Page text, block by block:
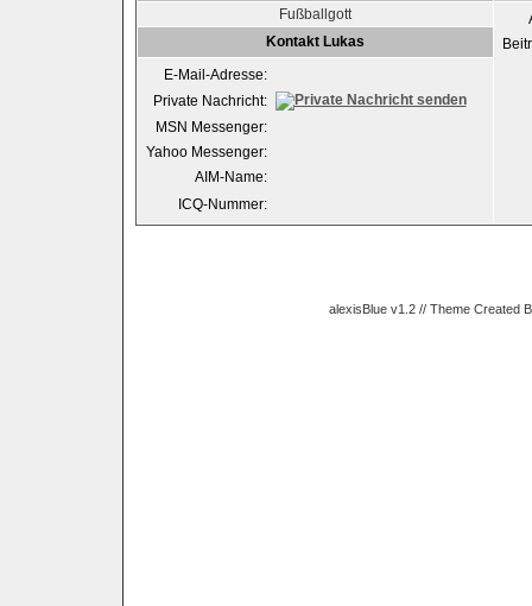
Fußballgott
Kontakt Lukas
E-Mail-Adresse:
Private Nachricht:
MSN Messenger:
Yahoo Messenger:
AIM-Name:
ICQ-Nummer:
alexisBlue v1.2 // Theme Created